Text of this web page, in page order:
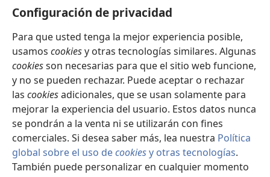
Configuración de privacidad
Para que usted tenga la mejor experiencia posible,
usamos cookiesy otras tecnologías similares. Algunas
cookiesson necesarias para que el sitio web funcione,
y no se pueden rechazar. Puede aceptar o rechazar
las cookiesadicionales, que se usan solamente para
mejorar la experiencia del usuario. Estos datos nunca
se pondrán a la venta ni se utilizarán con fines
comerciales. Si desea saber más, lea nuestra Política
global sobre el uso decookiesy otras tecnologías.
También puede personalizar en cualquier momento
nueva BIBLIOTECA EN LÍNEA Watchtower™
una
nueva
ventana)
JW Hub
(abre
una
nueva
ventana)
JW Library
Watchtower Library
Copyright© 2026 Watch Tower Bible and Tract Society of Pennsylvania.